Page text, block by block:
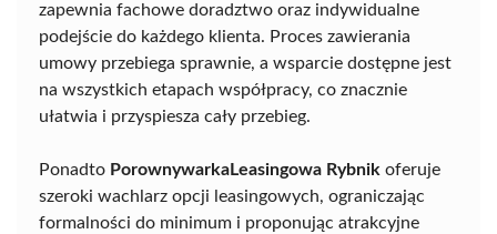
zapewnia fachowe doradztwo oraz indywidualne
podejście do każdego klienta. Proces zawierania
umowy przebiega sprawnie, a wsparcie dostępne jest
na wszystkich etapach współpracy, co znacznie
ułatwia i przyspiesza cały przebieg.
Ponadto PorownywarkaLeasingowa Rybnik oferuje
szeroki wachlarz opcji leasingowych, ograniczając
formalności do minimum i proponując atrakcyjne